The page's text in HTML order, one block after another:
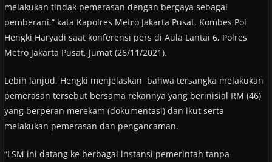
melakukan tindak pemerasan dengan bergaya sebagai
pemberani,” kata Kapolres Metro Jakarta Pusat, Kombes Pol
Hengki Haryadi saat konferensi pers di Aula Lantai 6, Polres
Metro Jakarta Pusat, Jumat (26/11/2021).
Lebih lanjud, Hengki menjelaskan bahwa tersangka melakukan
pemerasan tersebut bersama rekannya yang berinisial RM (46)
yang berperan merekam (dokumentasi) dan ikut serta
melakukan pemerasan dan pengancaman.
“LSM ini datang ke berbagai instansi pemerintah tanpa